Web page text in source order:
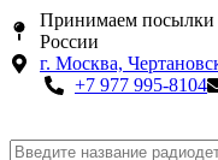
Принимаем посылки
России
г. Москва,
+7 977 995-8104